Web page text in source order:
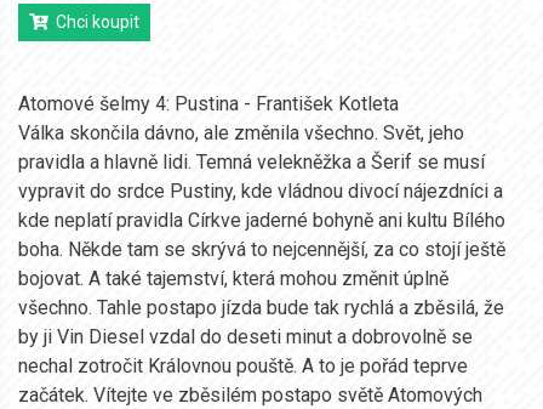
Chci koupit
Atomové šelmy 4: Pustina - František Kotleta
Válka skončila dávno, ale změnila všechno. Svět, jeho
pravidla a hlavně lidi. Temná velekněžka a Šerif se musí
vypravit do srdce Pustiny, kde vládnou divocí nájezdníci a
kde neplatí pravidla Církve jaderné bohyně ani kultu Bílého
boha. Někde tam se skrývá to nejcennější, za co stojí ještě
bojovat. A také tajemství, která mohou změnit úplně
všechno. Tahle postapo jízda bude tak rychlá a zběsilá, že
by ji Vin Diesel vzdal do deseti minut a dobrovolně se
nechal zotročit Královnou pouště. A to je pořád teprve
začátek. Vítejte ve zběsilém postapo světě Atomových